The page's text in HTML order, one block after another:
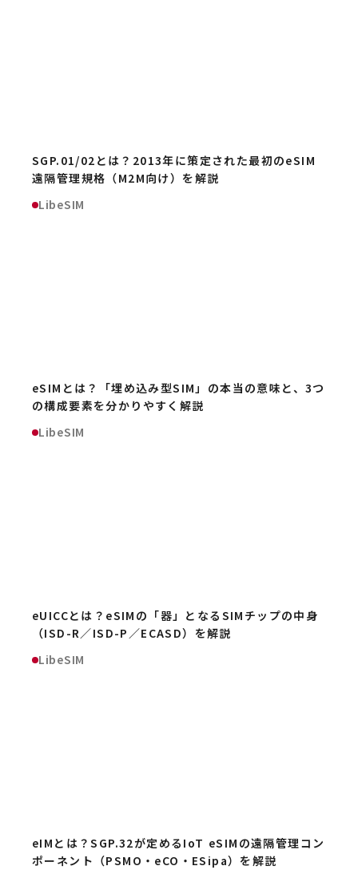
SGP.01/02とは？2013年に策定された最初のeSIM
遠隔管理規格（M2M向け）を解説
LibeSIM
eSIMとは？「埋め込み型SIM」の本当の意味と、3つ
の構成要素を分かりやすく解説
LibeSIM
eUICCとは？eSIMの「器」となるSIMチップの中身
（ISD-R／ISD-P／ECASD）を解説
LibeSIM
eIMとは？SGP.32が定めるIoT eSIMの遠隔管理コン
ポーネント（PSMO・eCO・ESipa）を解説